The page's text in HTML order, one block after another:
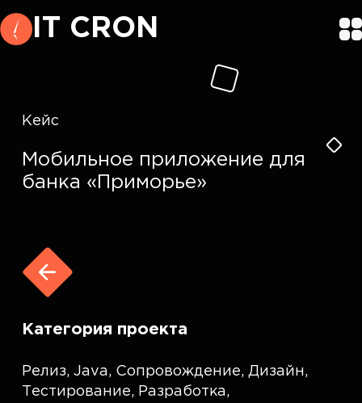
IT CRON
Кейс
Мобильное приложение для
банка «Приморье»
Категория проекта
Релиз,Java, Сопровождение, Дизайн,
Тестирование, Разработка,